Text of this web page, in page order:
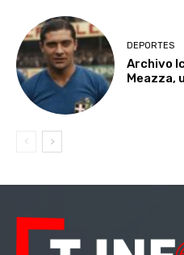
DEPORTES
Archivo
Meazza,